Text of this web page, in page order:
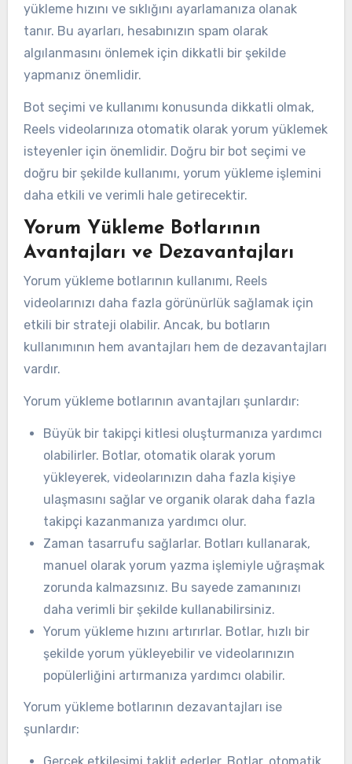
yükleme hızını ve sıklığını ayarlamanıza olanak
tanır. Bu ayarları, hesabınızın spam olarak
algılanmasını önlemek için dikkatli bir şekilde
yapmanız önemlidir.
Bot seçimi ve kullanımı konusunda dikkatli olmak,
Reels videolarınıza otomatik olarak yorum yüklemek
isteyenler için önemlidir. Doğru bir bot seçimi ve
doğru bir şekilde kullanımı, yorum yükleme işlemini
daha etkili ve verimli hale getirecektir.
Yorum Yükleme Botlarının
Avantajları ve Dezavantajları
Yorum yükleme botlarının kullanımı, Reels
videolarınızı daha fazla görünürlük sağlamak için
etkili bir strateji olabilir. Ancak, bu botların
kullanımının hem avantajları hem de dezavantajları
vardır.
Yorum yükleme botlarının avantajları şunlardır:
Büyük bir takipçi kitlesi oluşturmanıza yardımcı
olabilirler. Botlar, otomatik olarak yorum
yükleyerek, videolarınızın daha fazla kişiye
ulaşmasını sağlar ve organik olarak daha fazla
takipçi kazanmanıza yardımcı olur.
Zaman tasarrufu sağlarlar. Botları kullanarak,
manuel olarak yorum yazma işlemiyle uğraşmak
zorunda kalmazsınız. Bu sayede zamanınızı
daha verimli bir şekilde kullanabilirsiniz.
Yorum yükleme hızını artırırlar. Botlar, hızlı bir
şekilde yorum yükleyebilir ve videolarınızın
popülerliğini artırmanıza yardımcı olabilir.
Yorum yükleme botlarının dezavantajları ise
şunlardır: